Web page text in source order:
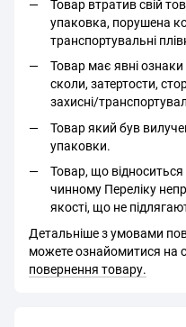
Товар втратив свій
упаковка, порушена
транспортувальні
Товар має явні
сколи, затертости,
захисні/
Товар який був
упаковки.
Товар, що відноситься
чинному Переліку
якості, що не
Детальніше з умовами
можете ознайомитися на
повернення товару.